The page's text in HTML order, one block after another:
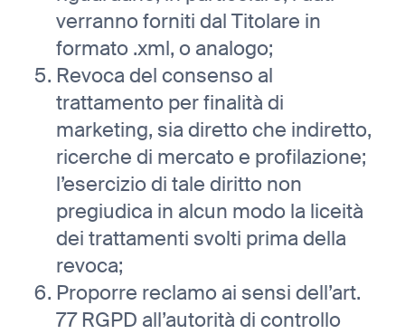
verranno forniti dal Titolare in
formato .xml, o analogo;
Revoca del consenso al
trattamento per finalità di
marketing, sia diretto che indiretto,
ricerche di mercato e profilazione;
l’esercizio di tale diritto non
pregiudica in alcun modo la liceità
dei trattamenti svolti prima della
revoca;
Proporre reclamo ai sensi dell’art.
77 RGPD all’autorità di controllo